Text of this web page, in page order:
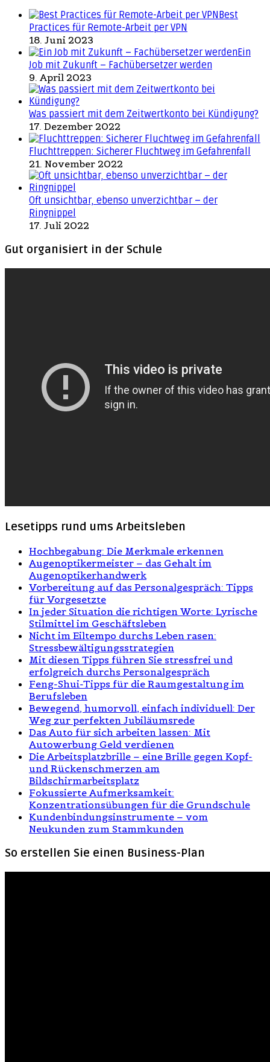
Best
Practices für Remote-Arbeit per VPN
18. Juni 2023
Ein
Job mit Zukunft – Fachübersetzer werden
9. April 2023
Was passiert mit dem Zeitwertkonto bei Kündigung?
17. Dezember 2022
Fluchttreppen: Sicherer Fluchtweg im Gefahrenfall
21. November 2022
Oft unsichtbar, ebenso unverzichtbar – der
Ringnippel
17. Juli 2022
Gut organisiert in der Schule
Lesetipps rund ums Arbeitsleben
Hochbegabung: Die Merkmale erkennen
Augenoptikermeister – das Gehalt im
Augenoptikerhandwerk
Vorbereitung auf das Personalgespräch: Tipps
für Vorgesetzte
In jeder Situation die richtigen Worte: Lyrische
Stilmittel im Geschäftsleben
Nicht im Eiltempo durchs Leben rasen:
Stressbewältigungsstrategien
Mit diesen Tipps führen Sie stressfrei und
erfolgreich durchs Personalgespräch
Feng-Shui-Tipps für die Raumgestaltung im
Berufsleben
Bewegend, humorvoll, einfach individuell: Der
Weg zur perfekten Jubiläumsrede
Das Auto für sich arbeiten lassen: Mit
Autowerbung Geld verdienen
Die Arbeitsplatzbrille – eine Brille gegen Kopf-
und Rückenschmerzen am
Bildschirmarbeitsplatz
Fokussierte Aufmerksamkeit:
Konzentrationsübungen für die Grundschule
Kundenbindungsinstrumente – vom
Neukunden zum Stammkunden
So erstellen Sie einen Business-Plan